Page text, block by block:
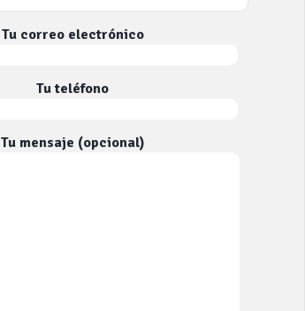
Tu correo electrónico
Tu teléfono
Tu mensaje (opcional)